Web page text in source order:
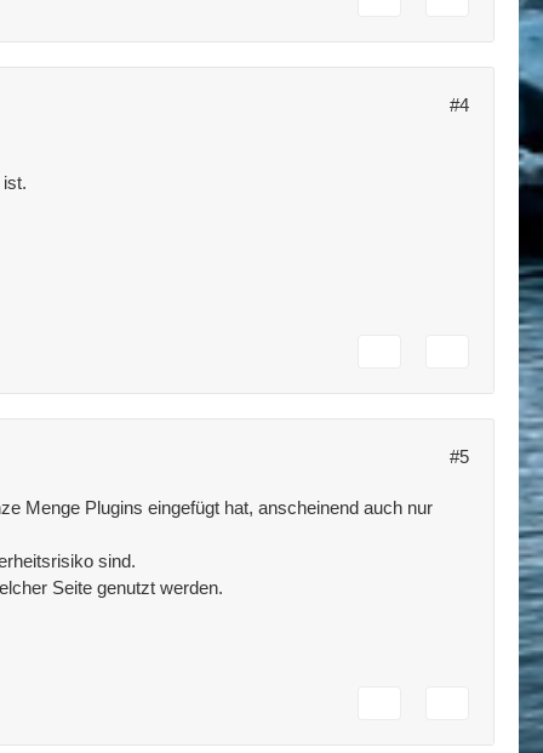
#4
#5
Menge Plugins eingefügt hat, anscheinend auch nur
sind.
Seite genutzt werden.